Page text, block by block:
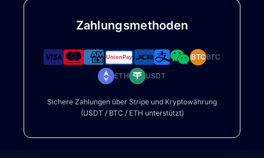
Zahlungsmethoden
BTCBTC
ETH USDT
Sichere Zahlungen über Stripe und Kryptowährung
(USDT / BTC / ETH unterstützt)